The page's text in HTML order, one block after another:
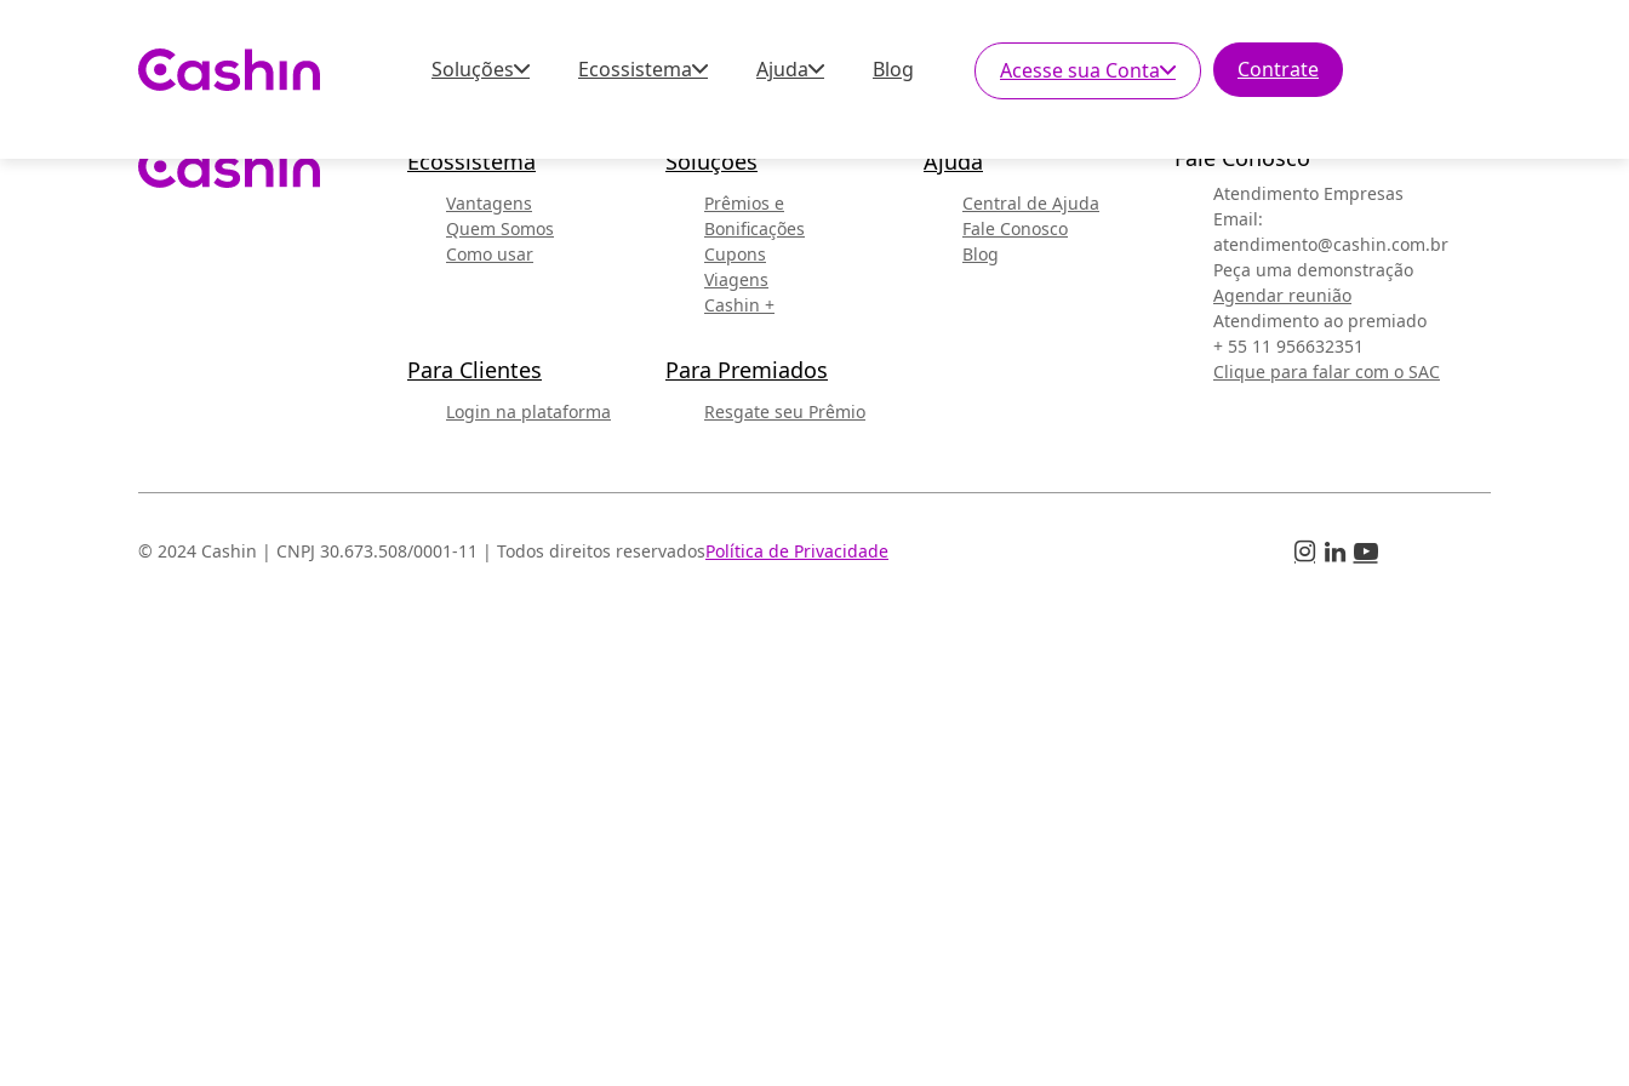
Soluções Ecossistema Ajuda Blog Acesse sua Conta Contrate
Ecossistema
Vantagens
Quem Somos
Como usar
Soluções
Prêmios e
Bonificações
Cupons
Viagens
Cashin +
Ajuda
Central de Ajuda
Fale Conosco
Blog
Para Clientes
Login na plataforma
Para Premiados
Resgate seu Prêmio
Fale Conosco
Atendimento Empresas
Email:
atendimento@cashin.com.br
Peça uma demonstração
Agendar reunião
Atendimento ao premiado
+ 55 11 956632351
Clique para falar com o SAC
© 2024 Cashin | CNPJ 30.673.508/0001-11 | Todos direitos reservadosPolítica de Privacidade